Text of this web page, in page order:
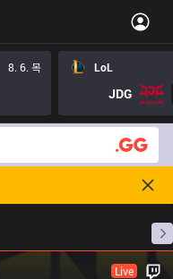
8. 6. 목 LoL
JDG
프로빌
Live